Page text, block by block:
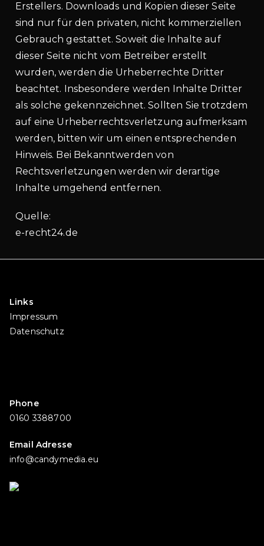
Erstellers. Downloads und Kopien dieser Seite
sind nur für den privaten, nicht kommerziellen
Gebrauch gestattet. Soweit die Inhalte auf
dieser Seite nicht vom Betreiber erstellt
wurden, werden die Urheberrechte Dritter
beachtet. Insbesondere werden Inhalte Dritter
als solche gekennzeichnet. Sollten Sie trotzdem
auf eine Urheberrechtsverletzung aufmerksam
werden, bitten wir um einen entsprechenden
Hinweis. Bei Bekanntwerden von
Rechtsverletzungen werden wir derartige
Inhalte umgehend entfernen.
Quelle:
e-recht24.de
Links
Impressum
Datenschutz
Phone
0160 3388700
Email Adresse
info@candymedia.eu